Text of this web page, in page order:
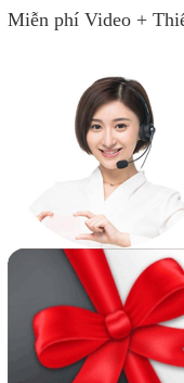
Miễn phí Video +